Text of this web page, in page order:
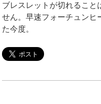
ブレスレットが切れること
せん。早速フォーチュンヒ
た今度。